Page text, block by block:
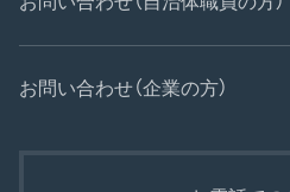
お問い合わせ（企業の方）